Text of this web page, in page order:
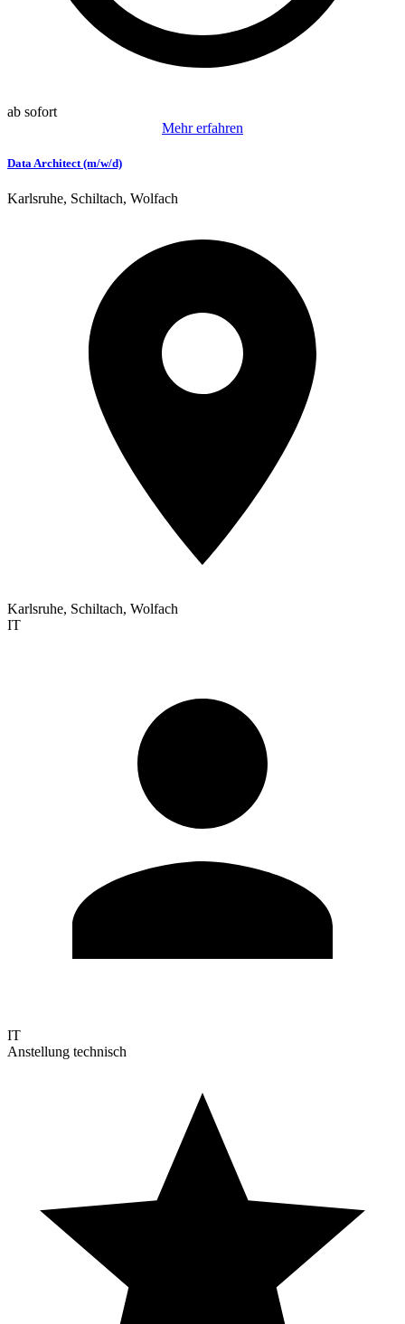
ab sofort
Mehr erfahren
Data Architect (m/w/d)
Karlsruhe, Schiltach, Wolfach
Karlsruhe, Schiltach, Wolfach
IT
IT
Anstellung technisch